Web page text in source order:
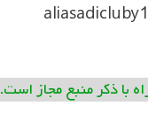
با ذکر منبع مجاز است.